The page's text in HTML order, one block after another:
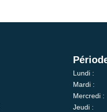
Lundi :
Mardi :
Mercredi :
Jeudi :